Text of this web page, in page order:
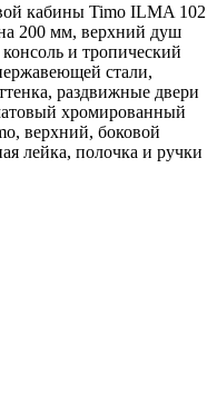
кабины Timo ILMA 102
200 мм, верхний душ
и тропический
стали,
раздвижные двери
хромированный
верхний, боковой
лейка, полочка и ручки